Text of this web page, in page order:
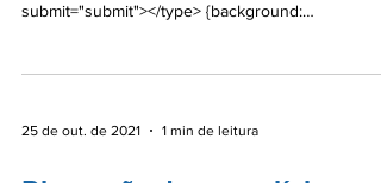
submit="submit"></type> {background:
25 de out. de 2021 1 min de leitura